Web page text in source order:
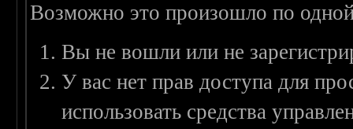
Возможно это произошло по
Вы не вошли или не
У вас нет прав доступа для
использовать средства